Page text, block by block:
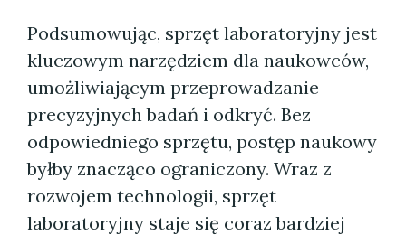
Podsumowując, sprzęt laboratoryjny jest
kluczowym narzędziem dla naukowców,
umożliwiającym przeprowadzanie
precyzyjnych badań i odkryć. Bez
odpowiedniego sprzętu, postęp naukowy
byłby znacząco ograniczony. Wraz z
rozwojem technologii, sprzęt
laboratoryjny staje się coraz bardziej